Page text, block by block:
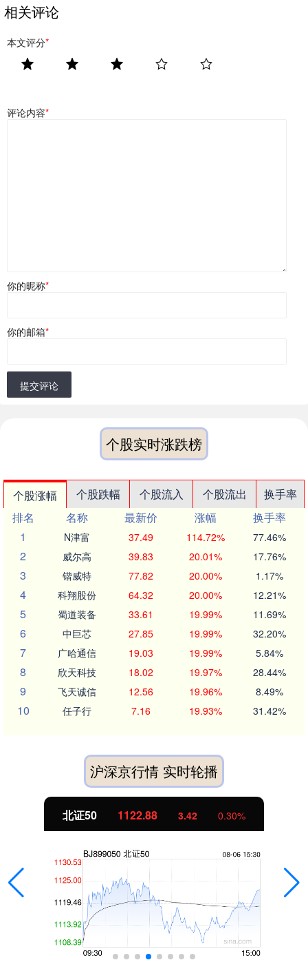
相关评论
本文评分*
评论内容*
你的昵称*
你的邮箱*
提交评论
个股实时涨跌榜
个股涨幅 个股跌幅 个股流入 个股流出
换手率
排名
名称 最新价 涨幅
换手率
1
N津富 37.49 114.72% 77.46%
2 威尔高 39.83 20.01% 17.76%
3 锴威特 77.82 20.00% 1.17%
4 科翔股份 64.32 20.00% 12.21%
5 蜀道装备 33.61 19.99% 11.69%
6 中巨芯 27.85 19.99% 32.20%
7 广哈通信 19.03 19.99% 5.84%
8 欣天科技 18.02 19.97% 28.44%
9 飞天诚信 12.56 19.96% 8.49%
10 任子行 7.16 19.93% 31.42%
沪深京行情 实时轮播
北证50 1122.88 3.42 0.30%